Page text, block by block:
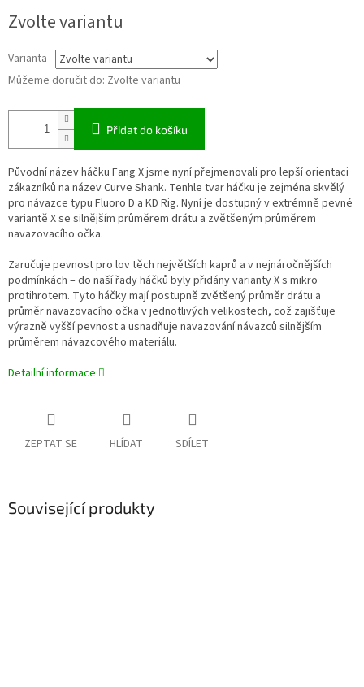
cena:
Zvolte variantu
Varianta
Můžeme doručit do: Zvolte variantu
Přidat do košíku
Původní název háčku Fang X jsme nyní přejmenovali pro lepší orientaci
zákazníků na název Curve Shank. Tenhle tvar háčku je zejména skvělý
pro návazce typu Fluoro D a KD Rig. Nyní je dostupný v extrémně pevné
variantě X se silnějším průměrem drátu a zvětšeným průměrem
navazovacího očka.
Zaručuje pevnost pro lov těch největších kaprů a v nejnáročnějších
podmínkách – do naší řady háčků byly přidány varianty X s mikro
protihrotem. Tyto háčky mají postupně zvětšený průměr drátu a
průměr navazovacího očka v jednotlivých velikostech, což zajišťuje
výrazně vyšší pevnost a usnadňuje navazování návazců silnějším
průměrem návazcového materiálu.
Detailní informace
ZEPTAT SE HLÍDAT SDÍLET
Související produkty